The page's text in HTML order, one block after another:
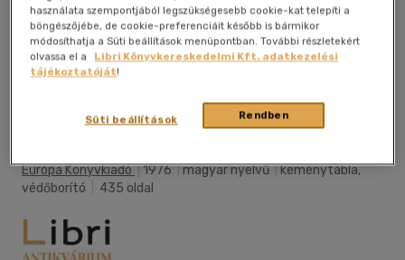
Megosztom
Európa Könyvkiadó|1976|magyar nyelvű|keménytábla,
védőborító
435 oldal
használata szempontjából legszükségesebb cookie-kat telepíti a
böngészőjébe, de cookie-preferenciáit később is bármikor
módosíthatja a Süti beállítások menüpontban. További részletekért
olvassa el a
Libri Könyvkereskedelmi Kft. adatkezelési
tájékoztatóját!
Rendben
Süti beállítások